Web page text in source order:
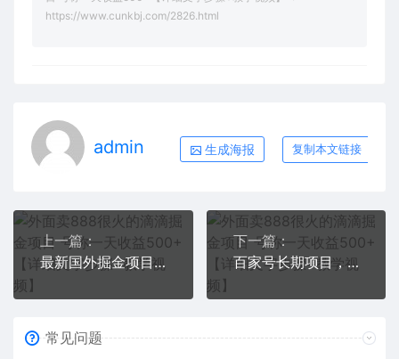
https://www.cunkbj.com/2826.html
admin 生成海报 复制本文链接
上一篇：
最新国外掘金项目 不需要拍视频 即可获得被动收益 只需操作3分钟实现躺赚
下一篇：
百家号长期项目，简单复制粘贴，小白可做
常见问题